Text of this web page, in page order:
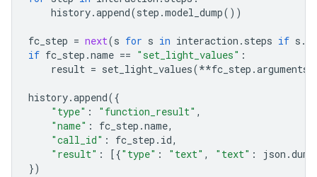
history.append(step .model_dump())
fc_step = next(s for s in interaction . steps if s .
if fc_step .name == "set_light_values" :
result = set_light_values(**fc_step .arguments
history.append({
"type" : "function_result" ,
"name" : fc_step .name,
"call_id" : fc_step . id,
"result" : [{"type" : "text" , "text" : json .
})